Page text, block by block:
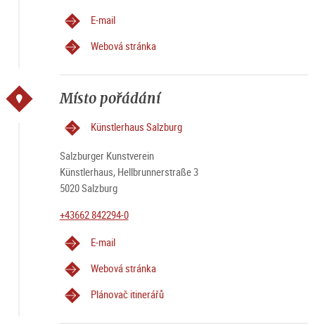
E-mail
Webová stránka
Místo pořádání
Künstlerhaus Salzburg
Salzburger Kunstverein
Künstlerhaus, Hellbrunnerstraße 3
5020 Salzburg
+43662 842294-0
E-mail
Webová stránka
Plánovač itinerářů